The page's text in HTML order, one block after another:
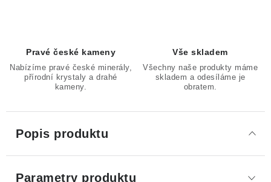
Pravé české kameny
Nabízíme pravé české minerály,
přírodní krystaly a drahé
kameny.
Vše skladem
Všechny naše produkty máme
skladem a odesíláme je
obratem.
Popis produktu
Parametry produktu